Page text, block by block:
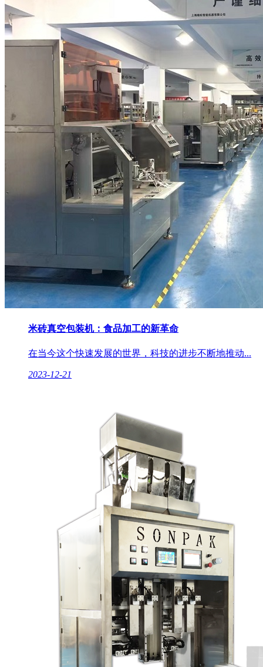
米砖真空包装机：食品加工的新革命
在当今这个快速发展的世界，科技的进步不断地推动...
2023-12-21